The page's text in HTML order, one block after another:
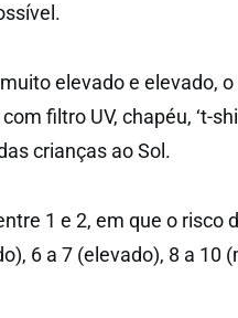
elevado e elevado,
filtro UV, chapéu, ‘t-
crianças ao Sol.
1 e 2, em que o risco
6 a 7 (elevado), 8 a 10